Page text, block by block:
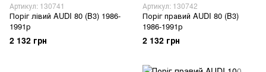
Артикул: 130741
Поріг лівий AUDI 80 (B3) 1986-
1991р
2 132 грн
Артикул: 130742
Поріг правий AUDI 80 (B3)
1986-1991р
2 132 грн